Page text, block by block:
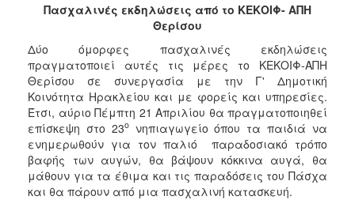
2017
2015
2013
2012
2011
2010
2006
Πασχαλινές εκδηλώσεις από το ΚΕΚΟΙΦ- ΑΠΗ
Θερίσου
Δύο όμορφες πασχαλινές εκδηλώσεις
πραγματοποιεί αυτές τις μέρες το ΚΕΚΟΙΦ-ΑΠΗ
Θερίσου σε συνεργασία με την Γ' Δημοτική
Κοινότητα Ηρακλείου και με φορείς και υπηρεσίες.
Έτσι, αύριο Πέμπτη 21 Απριλίου θα πραγματοποιηθεί
επίσκεψη στο 23ονηπιαγωγείο όπου τα παιδιά να
ενημερωθούν για τον παλιό παραδοσιακό τρόπο
βαφής των αυγών, θα βάψουν κόκκινα αυγά, θα
μάθουν για τα έθιμα και τις παραδόσεις του Πάσχα
και θα πάρουν από μια πασχαλινή κατασκευή.